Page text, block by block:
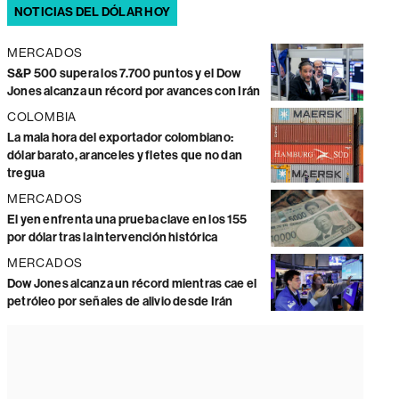
NOTICIAS DEL DÓLAR HOY
MERCADOS
S&P 500 supera los 7.700 puntos y el Dow
Jones alcanza un récord por avances con Irán
COLOMBIA
La mala hora del exportador colombiano:
dólar barato, aranceles y fletes que no dan
tregua
MERCADOS
El yen enfrenta una prueba clave en los 155
por dólar tras la intervención histórica
MERCADOS
Dow Jones alcanza un récord mientras cae el
petróleo por señales de alivio desde Irán